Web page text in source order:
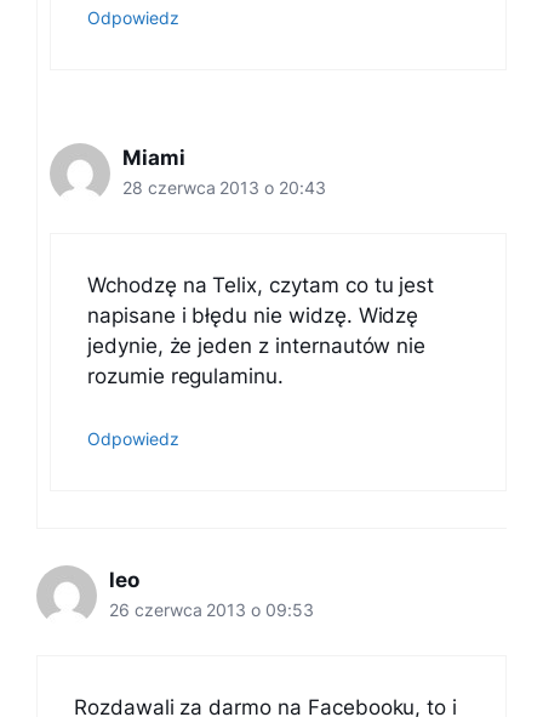
Odpowiedz
Miami
28 czerwca 2013 o 20:43
Wchodzę na Telix, czytam co tu jest
napisane i błędu nie widzę. Widzę
jedynie, że jeden z internautów nie
rozumie regulaminu.
Odpowiedz
leo
26 czerwca 2013 o 09:53
Rozdawali za darmo na Facebooku, to i